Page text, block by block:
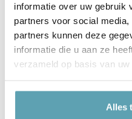
informatie over uw gebruik
partners voor social
partners kunnen deze
informatie die u aan ze
verzameld op basis van
Alles
formaten kun je bij
dino’ ook kiezen uit 3
kleurcombinaties:
Blauw
Roze